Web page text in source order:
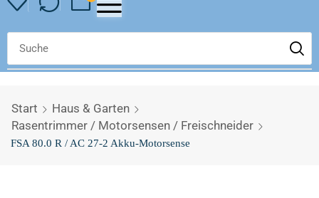
Start
Haus & Garten
Rasentrimmer / Motorsensen / Freischneider
FSA 80.0 R / AC 27-2 Akku-Motorsense